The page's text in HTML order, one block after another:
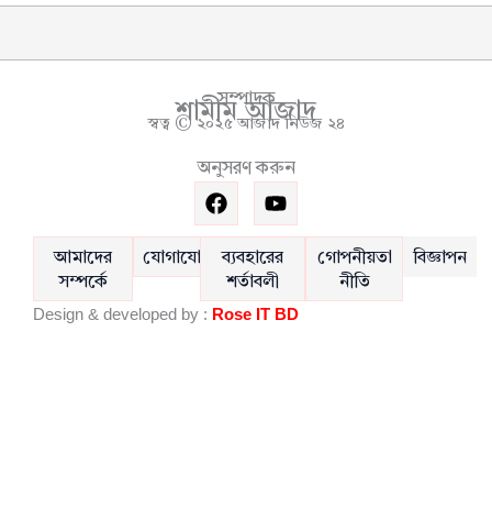
সম্পাদক
শামীম আজাদ
স্বত্ব © ২০২৫ আজাদ নিউজ ২৪
অনুসরণ করুন
F
a
c
e
b
o
o
Y
o
u
t
u
b
e
আমাদের
সম্পর্কে
যোগাযোগ
ব্যবহারের
শর্তাবলী
গোপনীয়তা
নীতি
বিজ্ঞাপন
Design & developed by : Rose IT BD